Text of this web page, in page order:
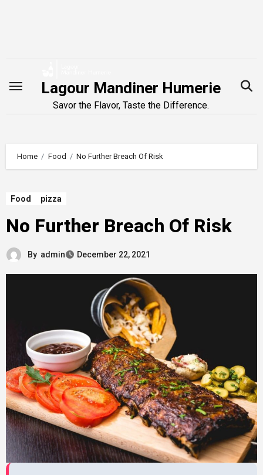
Lagour Mandiner Humerie
Savor the Flavor, Taste the Difference.
Home Food No Further Breach Of Risk
Food pizza
No Further Breach Of Risk
By admin December 22, 2021